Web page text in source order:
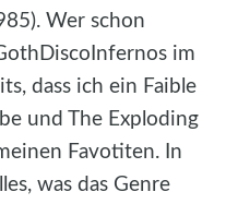
Wer schon
im
dass ich ein Faible
und The Exploding
Favotiten. In
was das Genre